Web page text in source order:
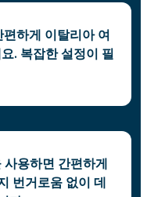
하게 이탈리아 여
. 복잡한 설정이 필
용하면 간편하게
번거로움 없이 데